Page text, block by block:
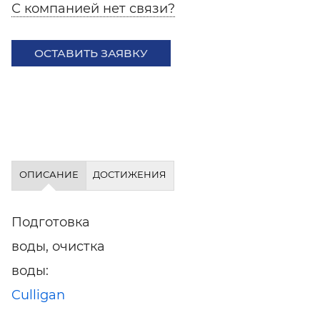
С компанией нет связи?
ОСТАВИТЬ ЗАЯВКУ
ОПИСАНИЕ ДОСТИЖЕНИЯ
Подготовка
воды, очистка
воды:
Culligan